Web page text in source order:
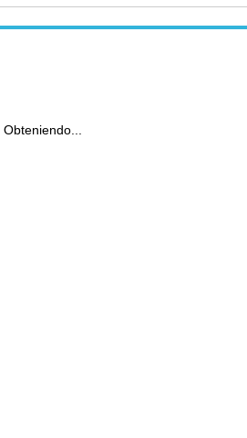
Obteniendo...